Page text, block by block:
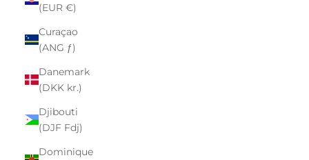
(EUR €)
Curaçao
(ANG ƒ)
Danemark
(DKK kr.)
Djibouti
(DJF Fdj)
Dominique